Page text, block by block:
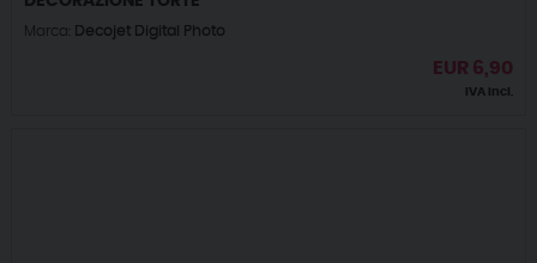
Marca: Decojet Digital Photo
EUR 6,90
IVA incl.